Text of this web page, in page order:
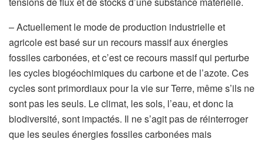
– Actuellement le mode de production industrielle et
agricole est basé sur un recours massif aux énergies
fossiles carbonées, et c’est ce recours massif qui perturbe
les cycles biogéochimiques du carbone et de l’azote. Ces
cycles sont primordiaux pour la vie sur Terre, même s’ils ne
sont pas les seuls. Le climat, les sols, l’eau, et donc la
biodiversité, sont impactés. Il ne s’agit pas de réinterroger
que les seules énergies fossiles carbonées mais